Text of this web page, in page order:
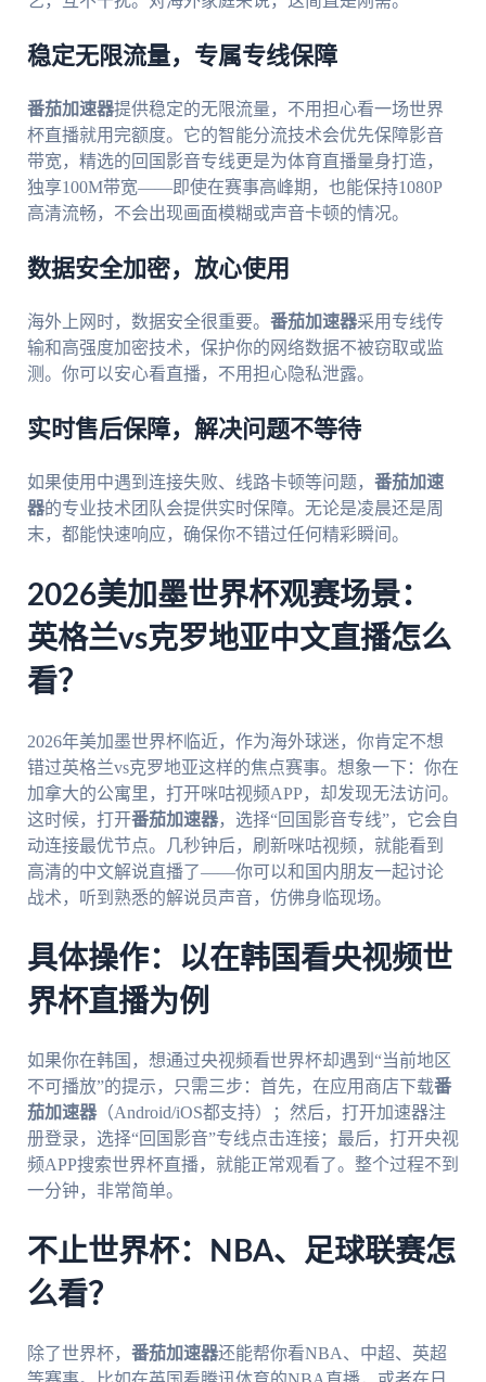
稳定无限流量，专属专线保障
番茄加速器提供稳定的无限流量，不用担心看一场世界
杯直播就用完额度。它的智能分流技术会优先保障影音
带宽，精选的回国影音专线更是为体育直播量身打造，
独享100M带宽——即使在赛事高峰期，也能保持1080P
高清流畅，不会出现画面模糊或声音卡顿的情况。
数据安全加密，放心使用
海外上网时，数据安全很重要。 番茄加速器采用专线传
输和高强度加密技术，保护你的网络数据不被窃取或监
测。你可以安心看直播，不用担心隐私泄露。
实时售后保障，解决问题不等待
如果使用中遇到连接失败、线路卡顿等问题， 番茄加速
器的专业技术团队会提供实时保障。无论是凌晨还是周
末，都能快速响应，确保你不错过任何精彩瞬间。
2026美加墨世界杯观赛场景：
英格兰vs克罗地亚中文直播怎么
看？
2026年美加墨世界杯临近，作为海外球迷，你肯定不想
错过英格兰vs克罗地亚这样的焦点赛事。想象一下：你在
加拿大的公寓里，打开咪咕视频APP，却发现无法访问。
这时候，打开番茄加速器，选择“回国影音专线”，它会自
动连接最优节点。几秒钟后，刷新咪咕视频，就能看到
高清的中文解说直播了——你可以和国内朋友一起讨论
战术，听到熟悉的解说员声音，仿佛身临现场。
具体操作：以在韩国看央视频世
界杯直播为例
如果你在韩国，想通过央视频看世界杯却遇到“当前地区
不可播放”的提示，只需三步：首先，在应用商店下载番
茄加速器（Android/iOS都支持）；然后，打开加速器注
册登录，选择“回国影音”专线点击连接；最后，打开央视
频APP搜索世界杯直播，就能正常观看了。整个过程不到
一分钟，非常简单。
不止世界杯：NBA、足球联赛怎
么看？
除了世界杯， 番茄加速器还能帮你看NBA、中超、英超